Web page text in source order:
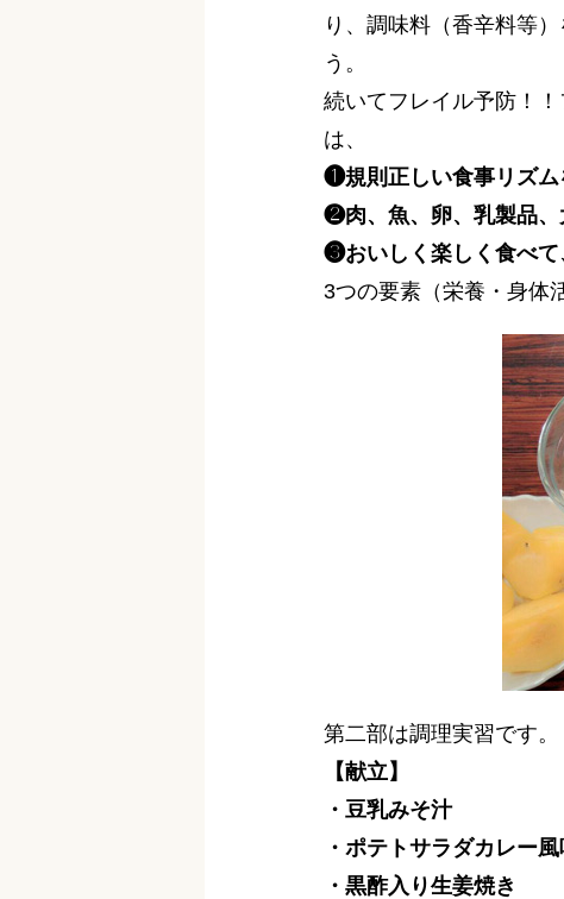
り、調味料（香辛料等
う。
続いてフレイル予防！
は、
❶規則正しい食事リズム
❷肉、魚、卵、乳製品、
❸おいしく楽しく食べて
3つの要素（栄養・身体
第二部は調理実習です。
【献立】
・豆乳みそ汁
・ポテトサラダカレー
・黒酢入り生姜焼き